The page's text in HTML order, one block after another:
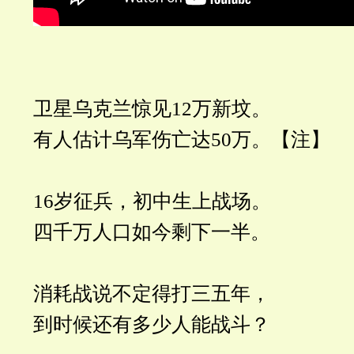
卫星乌克兰惊见12万新坟。
有人估计乌军伤亡达50万。【注】
16岁征兵，初中生上战场。
四千万人口如今剩下一半。
消耗战说不定得打三五年，
到时候还有多少人能战斗？